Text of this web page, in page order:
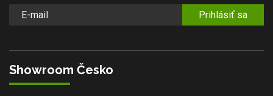
Prihlásiť sa
Showroom Česko